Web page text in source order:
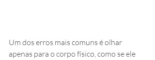
Um dos erros mais comuns é olhar
apenas para o corpo físico, como se ele